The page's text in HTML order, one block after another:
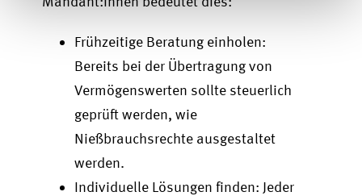
Frühzeitige Beratung einholen:
Bereits bei der Übertragung von
Vermögenswerten sollte steuerlich
geprüft werden, wie
Nießbrauchsrechte ausgestaltet
werden.
Individuelle Lösungen finden: Jeder